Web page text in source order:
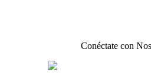
Conéctate con